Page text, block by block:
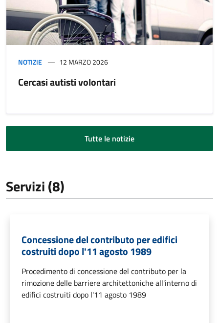
NOTIZIE 12 MARZO 2026
Cercasi autisti volontari
Tutte le notizie
Servizi (8)
Concessione del contributo per edifici
costruiti dopo l'11 agosto 1989
Procedimento di concessione del contributo per la
rimozione delle barriere architettoniche all'interno di
edifici costruiti dopo l'11 agosto 1989